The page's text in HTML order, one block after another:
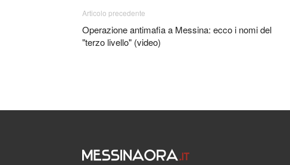
Articolo precedente
Operazione antimafia a Messina: ecco i nomi del
"terzo livello" (video)